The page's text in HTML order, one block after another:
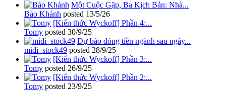
Một Cuộc Gặp, Ba Kịch Bản: Nhà...
Bảo Khánh posted 13/5/26
[Kiến thức Wyckoff] Phần 4:...
Tomy posted 30/9/25
Dự báo dòng tiền ngành sau ngày...
midi_stock49 posted 28/9/25
[Kiến thức Wyckoff] Phần 3:...
Tomy posted 26/9/25
[Kiến thức Wyckoff] Phần 2:...
Tomy posted 23/9/25